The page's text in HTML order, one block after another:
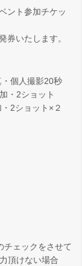
ント参加チケッ
券いたします。
個人撮影20秒
・2ショット
2ショット×２
チェックをさせて
頂けない場合